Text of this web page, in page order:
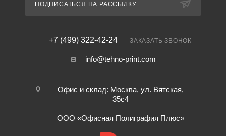
ПОДПИСАТЬСЯ НА РАССЫЛКУ
+7 (499) 322-42-24 ЗАКАЗАТЬ ЗВОНОК
info@tehno-print.com
Офис и склад: Москва, ул. Вятская,
35с4
ООО «Офисная Полиграфия Плюс»